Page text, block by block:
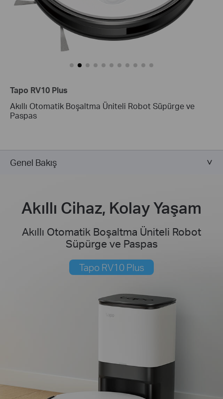
Tapo RV10 Plus
Akıllı Otomatik Boşaltma Üniteli Robot Süpürge ve
Paspas
Genel Bakış
Akıllı Cihaz, Kolay Yaşam
Akıllı Otomatik Boşaltma Üniteli Robot
Süpürge ve Paspas
Tapo RV10 Plus